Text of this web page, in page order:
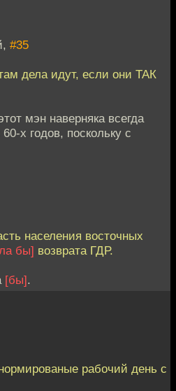
#35
дела идут, если они ТАК
мэн наверняка всегда
х годов, поскольку с
населения восточных
бы] возврата ГДР.
[бы].
рабочий день с